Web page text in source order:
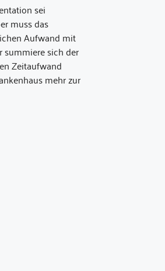
sei
muss das
Aufwand mit
summiere sich der
Zeitaufwand
mehr zur